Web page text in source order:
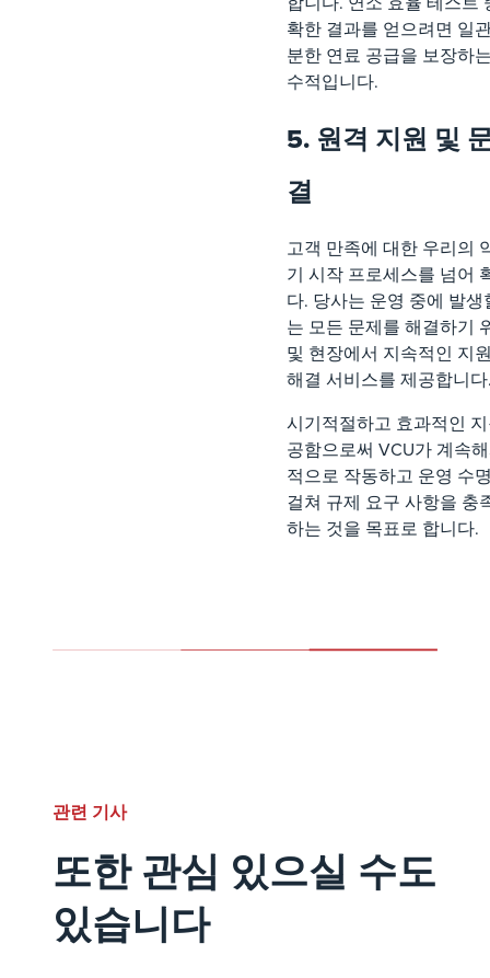
확한 결과를 얻으려면 일
분한 연료 공급을 보장하
수적입니다.
5. 원격 지원 및
결
고객 만족에 대한 우리의
기 시작 프로세스를 넘어
다. 당사는 운영 중에 발생
는 모든 문제를 해결하기
및 현장에서 지속적인 지
해결 서비스를 제공합니
시기적절하고 효과적인
공함으로써 VCU가 계속
적으로 작동하고 운영 수
걸쳐 규제 요구 사항을 충
하는 것을 목표로 합니다.
관련 기사
또한 관심 있으실 수도
있습니다